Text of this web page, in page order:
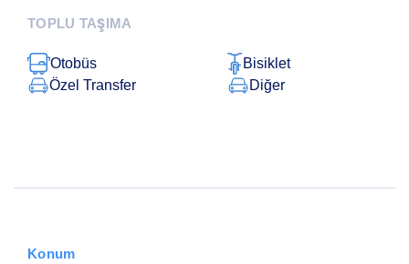
TOPLU TAŞIMA
Otobüs
Bisiklet
Özel Transfer
Diğer
Konum